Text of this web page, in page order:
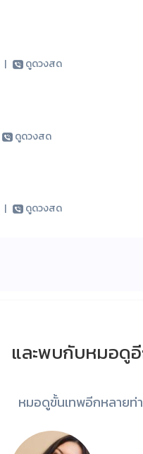
| ดูดวงสด
ดูดวงสด
| ดูดวงสด
และพบกับหมอดู
หมอดูขั้นเทพอีกหลายท่